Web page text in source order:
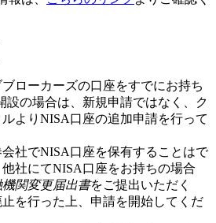
ローカーズの口座をすでにお持ち
設の場合は、新規申請ではなく、ク
よりNISA口座の追加申請を行って
社でNISA口座を保有することはで
社にてNISA口座をお持ちの場合
機関変更届出書をご提出いただく
を行った上、申請を開始してくだ